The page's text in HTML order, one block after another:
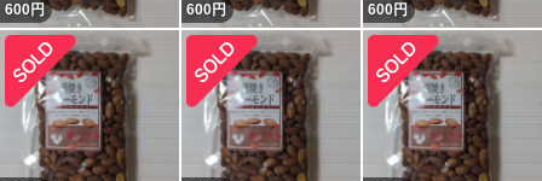
600円 600円 600円